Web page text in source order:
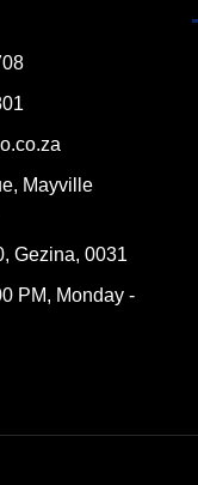
Mayville
Gezina, 0031
PM, Monday -